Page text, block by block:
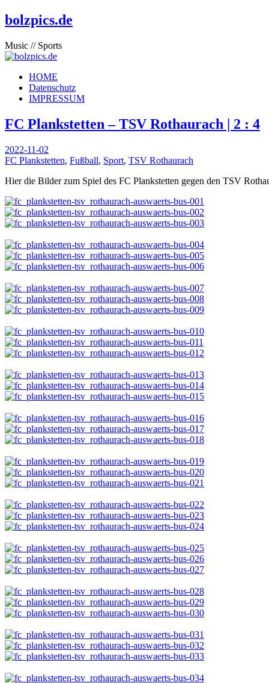
bolzpics.de
Music // Sports
HOME
Datenschutz
IMPRESSUM
FC Plankstetten – TSV Rothaurach | 2 : 4
2022-11-02
FC Plankstetten, Fußball, Sport, TSV Rothaurach
Hier die Bilder zum Spiel des FC Plankstetten gegen den TSV